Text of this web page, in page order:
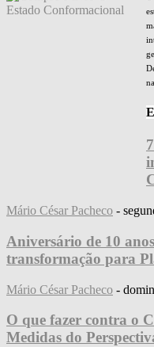
Mário César Pacheco -
Aniversário de 10
transformação para
Mário César Pacheco -
O que fazer contra o
Medidas do